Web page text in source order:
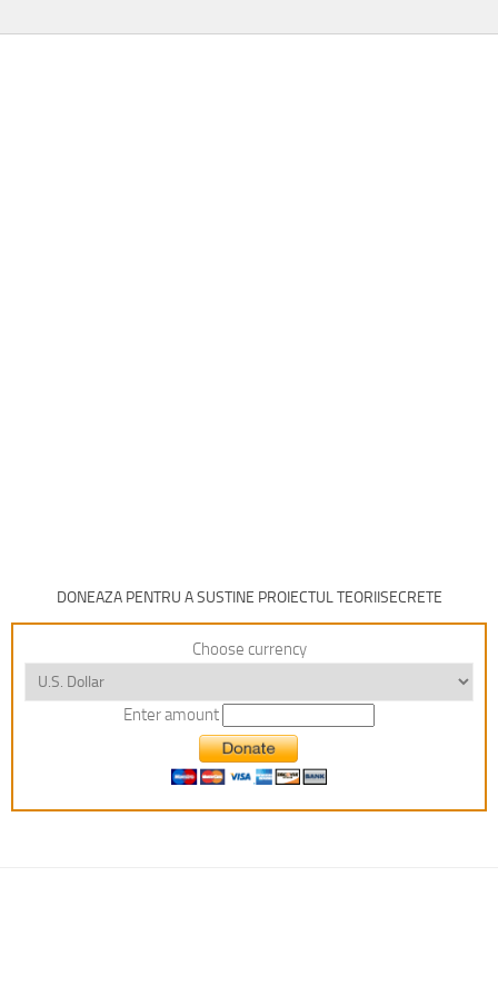
DONEAZA PENTRU A SUSTINE PROIECTUL TEORIISECRETE
Choose currency
Enter amount